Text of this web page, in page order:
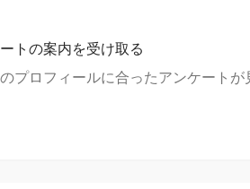
トの案内を受け取る
プロフィールに合ったアンケートが